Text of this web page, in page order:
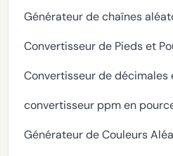
Générateur de chaînes
Convertisseur de Pieds et
Convertisseur de décimales
convertisseur ppm en
Générateur de Couleurs